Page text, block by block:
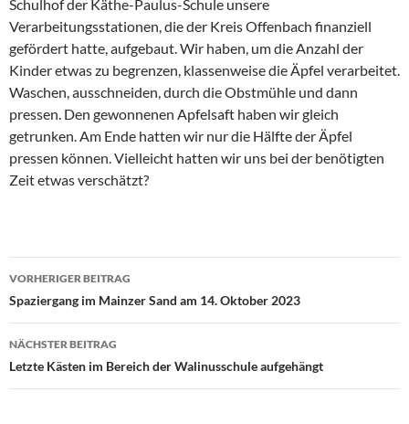
Schulhof der Käthe-Paulus-Schule unsere
Verarbeitungsstationen, die der Kreis Offenbach finanziell
gefördert hatte, aufgebaut. Wir haben, um die Anzahl der
Kinder etwas zu begrenzen, klassenweise die Äpfel verarbeitet.
Waschen, ausschneiden, durch die Obstmühle und dann
pressen. Den gewonnenen Apfelsaft haben wir gleich
getrunken. Am Ende hatten wir nur die Hälfte der Äpfel
pressen können. Vielleicht hatten wir uns bei der benötigten
Zeit etwas verschätzt?
Beitrags-
Navigation
VORHERIGER BEITRAG
Spaziergang im Mainzer Sand am 14. Oktober 2023
NÄCHSTER BEITRAG
Letzte Kästen im Bereich der Walinusschule aufgehängt